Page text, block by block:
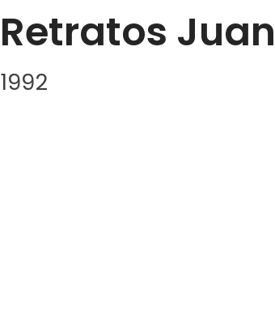
Retratos
1992